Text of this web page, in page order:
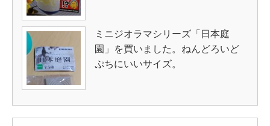
ミニジオラマシリーズ「日本庭
園」を買いました。ねんどろいど
ぷちにいいサイズ。